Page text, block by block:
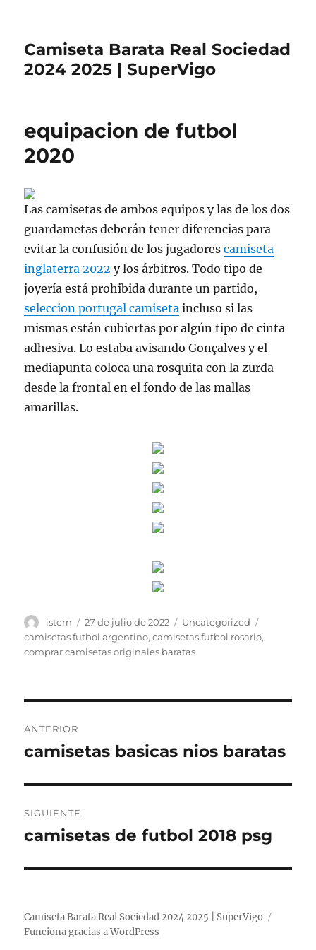
Camiseta Barata Real Sociedad
2024 2025 | SuperVigo
equipacion de futbol
2020
Las camisetas de ambos equipos y las de los dos
guardametas deberán tener diferencias para
evitar la confusión de los jugadorescamiseta
inglaterra 2022 y los árbitros. Todo tipo de
joyería está prohibida durante un partido,
seleccion portugal camiseta incluso si las
mismas están cubiertas por algún tipo de cinta
adhesiva. Lo estaba avisando Gonçalves y el
mediapunta coloca una rosquita con la zurda
desde la frontal en el fondo de las mallas
amarillas.
Autor
istern
Publicado
el
27 de julio de 2022 Categorías
Uncategorized
camisetas futbol argentino,camisetas futbol rosario,
comprar camisetas originales baratas
de
ANTERIOR
Entrada
camisetas basicas nios baratas
SIGUIENTE
Entrada
camisetas de futbol 2018 psg
Camiseta Barata Real Sociedad 2024 2025 | SuperVigo
Funciona gracias a WordPress